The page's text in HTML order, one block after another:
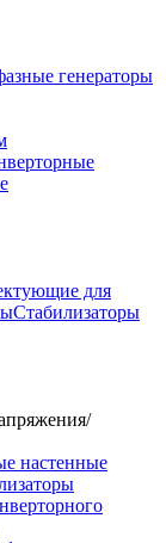
генераторы
для
Стабилизаторы
/
настенные